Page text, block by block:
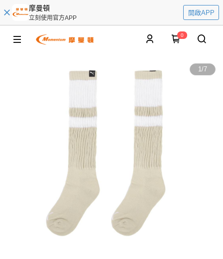
摩曼頓
立刻使用官方APP
開啟APP
0
1/7